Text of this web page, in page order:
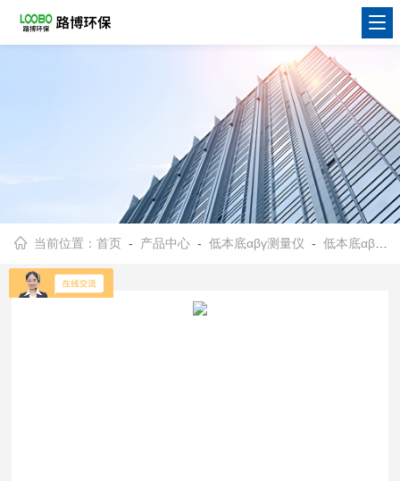
当前位置：首页 - 产品中心 -低本底αβγ测量仪 -低本底αβ测量仪